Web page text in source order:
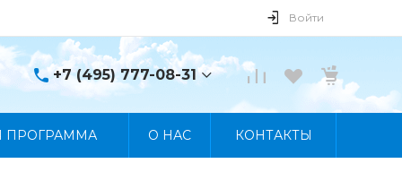
Войти
+7 (495) 777-08-31
+7 (495) 777-08-31
ПРОГРАММА О НАС КОНТАКТЫ